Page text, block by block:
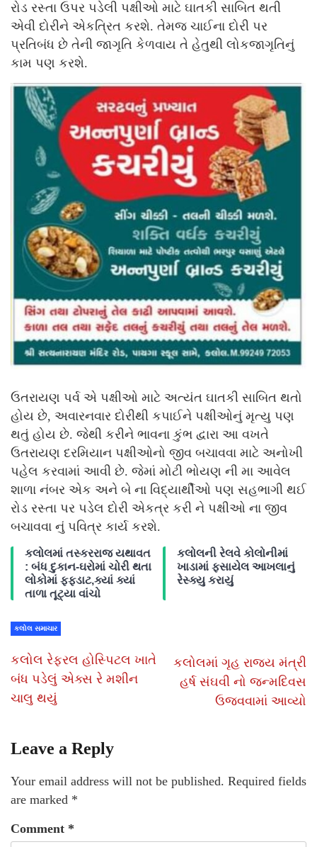
રોડ રસ્તા ઉપર પડેલી પક્ષીઓ માટે ઘાતકી સાબિત થતી
એવી દોરીને એકત્રિત કરશે. તેમજ ચાઈના દોરી પર
પ્રતિબંધ છે તેની જાગૃતિ કેળવાય તે હેતુથી લોકજાગૃતિનું
કામ પણ કરશે.
ઉતરાયણ પર્વ એ પક્ષીઓ માટે અત્યંત ઘાતકી સાબિત થતો
હોય છે, અવારનવાર દોરીથી કપાઈને પક્ષીઓનું મૃત્યુ પણ
થતું હોય છે. જેથી કરીને ભાવના કુંભ દ્વારા આ વખતે
ઉતરાયણ દરમિયાન પક્ષીઓનો જીવ બચાવવા માટે અનોખી
પહેલ કરવામાં આવી છે. જેમાં મોટી ભોયણ ની મા આવેલ
શાળા નંબર એક અને બે ના વિદ્યાર્થીઓ પણ સહભાગી થઈ
રોડ રસ્તા પર પડેલ દોરી એકત્ર કરી ને પક્ષીઓ ના જીવ
બચાવવા નું પવિત્ર કાર્ય કરશે.
કલોલમાં તસ્કરરાજ યથાવત
: બંધ દુકાન-ઘરોમાં ચોરી થતા
લોકોમાં ફફડાટ,ક્યાં ક્યાં
તાળા તૂટ્યા વાંચો
કલોલની રેલવે કોલોનીમાં
ખાડામાં ફસાયેલ આખલાનું
રેસ્ક્યુ કરાયું
કલોલ સમાચાર
કલોલ રેફરલ હોસ્પિટલ ખાતે
બંધ પડેલું એક્સ રે મશીન
ચાલુ થયું
કલોલમાં ગૃહ રાજ્ય મંત્રી
હર્ષ સંઘવી નો જન્મદિવસ
ઉજવવામાં આવ્યો
Leave a Reply
Your email address will not be published. Required fields
are marked *
Comment *